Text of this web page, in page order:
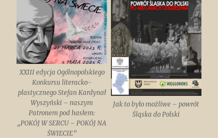
XXIII edycja Ogólnopolskiego
Konkursu literacko-
plastycznego Stefan Kardynał
Wyszyński – naszym
Patronem pod hasłem:
„POKÓJ W SERCU – POKÓJ NA
ŚWIECIE”
Jak to było możliwe – powrót
Śląska do Polski